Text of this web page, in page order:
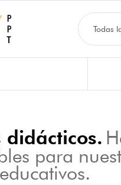
Todas
didácticos.
para